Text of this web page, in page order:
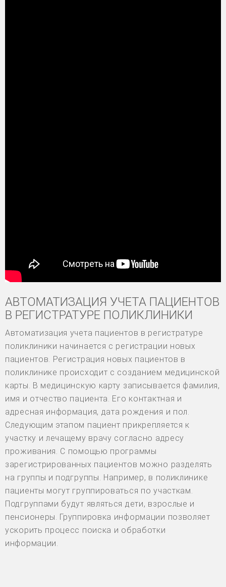
АВТОМАТИЗАЦИЯ УЧЕТА ПАЦИЕНТОВ
В РЕГИСТРАТУРЕ ПОЛИКЛИНИКИ
Автоматизация учета пациентов в регистратуре
поликлиники начинается с регистрации новых
пациентов. Регистрация новых пациентов в
поликлинике происходит с созданием медицинской
карты. В медицинскую карту записывается фамилия,
имя и отчество пациента. Его контактная и
адресная информация, дата рождения и пол.
Следующим этапом пациент прикрепляется к
участку и лечащему врачу согласно адресу
проживания. С помощью программы
зарегистрированных пациентов можно разделять
на группы и подгруппы. Например, в поликлинике
пациенты могут группироваться по участкам.
Подгруппами будут являться дети, взрослые и
пенсионеры. Группировка информации позволяет
ускорить процесс поиска и обработки
информации.